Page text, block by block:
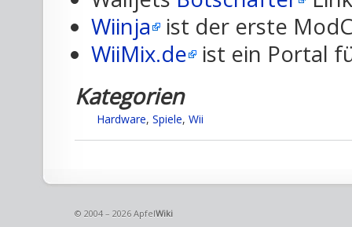
Wiinja
ist der erste
WiiMix.de ist ein Portal
Kategorien
Hardware, Spiele, Wii
© 2004 – 2026 ApfelWiki